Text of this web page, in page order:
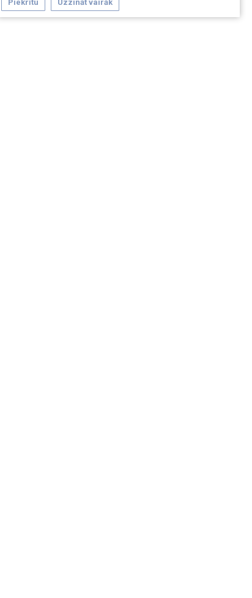
Piekrītu Uzzināt vairāk